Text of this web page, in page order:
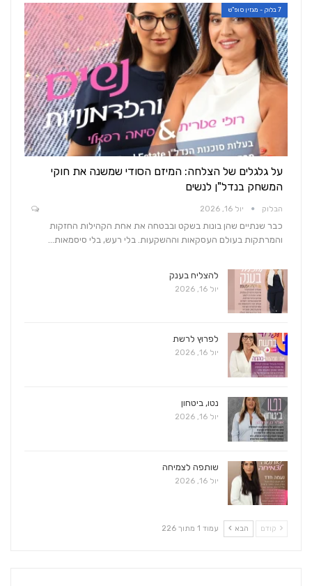
7 בלוק - מגזין סופ"ש
על גלגלים של הצלחה: המיזם הסודי שמשנה את חוקי
המשחק בנדל"ן לנשים
הבלוק יול 16, 2026
כבר שנתיים שהן בונות בשקט ובבטחה את אחת הקהילות החזקות
והמרתקות בעולם העסקאות וההשקעות. בלי רעש, בלי סיסמאות…
להצליח בענק
יול 16, 2026
לפרוץ לרשת
יול 16, 2026
נטו, ביטחון
יול 16, 2026
שותפה לצמיחה
יול 16, 2026
קודם הבא עמוד 1 מתוך 226